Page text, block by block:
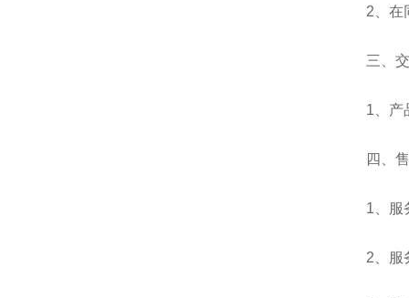
2、在
三、
1、产
四、
1、服
2、服